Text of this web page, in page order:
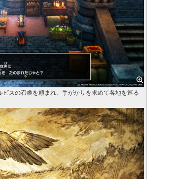
スの召喚を頼まれ、手がかりを求めて各地を巡る